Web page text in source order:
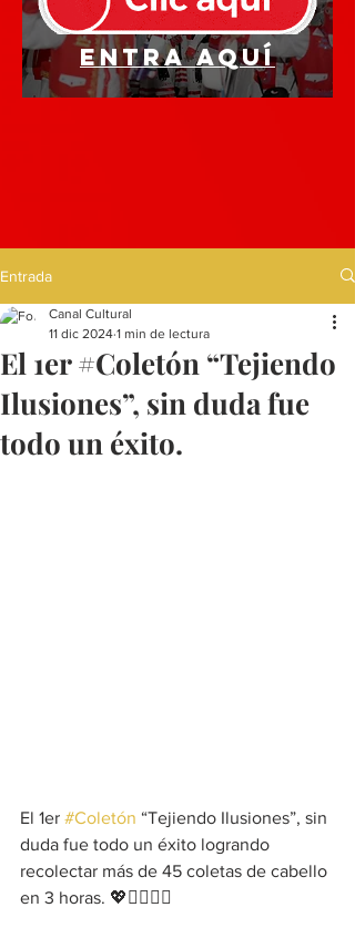
Entra aquí
Entrada
El 1er #Coletón “Tejiendo
Ilusiones”, sin duda fue
todo un éxito.
Canal Cultural
11 dic 2024 1 min de lectura
El 1er #Coletón “Tejiendo Ilusiones”, sin
duda fue todo un éxito logrando
recolectar más de 45 coletas de cabello
en 3 horas. 💖💇🏻‍♀️✨